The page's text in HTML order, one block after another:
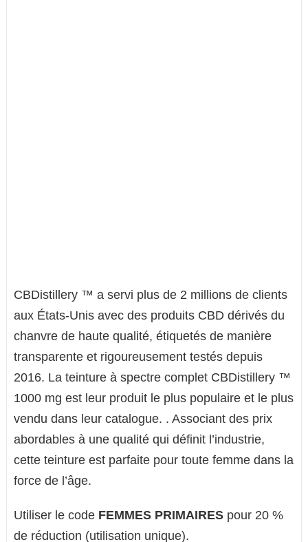
CBDistillery ™ a servi plus de 2 millions de clients
aux États-Unis avec des produits CBD dérivés du
chanvre de haute qualité, étiquetés de manière
transparente et rigoureusement testés depuis
2016. La teinture à spectre complet CBDistillery ™
1000 mg est leur produit le plus populaire et le plus
vendu dans leur catalogue. . Associant des prix
abordables à une qualité qui définit l’industrie,
cette teinture est parfaite pour toute femme dans la
force de l’âge.
Utiliser le code FEMMES PRIMAIRES pour 20 %
de réduction (utilisation unique).